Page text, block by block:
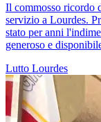
Il commosso ricordo
servizio a Lourdes.
stato per anni
generoso e
Lutto Lourdes